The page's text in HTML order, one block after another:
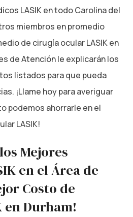
LASIK en todo Carolina del
miembros en promedio
de cirugía ocular LASIK en
de Atención le explicarán los
listados para que pueda
¡Llame hoy para averiguar
podemos ahorrarle en el
LASIK!
Mejores
en el Área de
Costo de
en Durham!